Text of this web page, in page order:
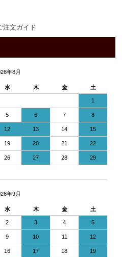
文ガイド
年8月
水 木 金 土
1
5 6 7 8
12 13 14 15
19 20 21 22
26 27 28 29
年9月
水 木 金 土
2 3 4 5
9 10 11 12
16 17 18 19